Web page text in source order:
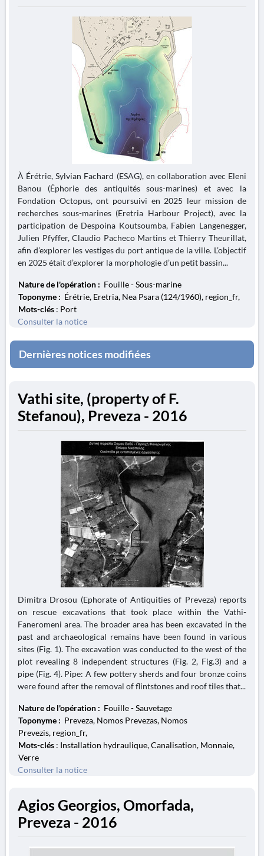
À Érétrie, Sylvian Fachard (ESAG), en collaboration avec Eleni
Banou (Éphorie des antiquités sous-marines) et avec la
Fondation Octopus, ont poursuivi en 2025 leur mission de
recherches sous-marines (Eretria Harbour Project), avec la
participation de Despoina Koutsoumba, Fabien Langenegger,
Julien Pfyffer, Claudio Pacheco Martins et Thierry Theurillat,
afin d’explorer les vestiges du port antique de la ville. L’objectif
en 2025 était d’explorer la morphologie d’un petit bassin...
Nature de l'opération : Fouille - Sous-marine
Toponyme : Érétrie, Eretria, Nea Psara (124/1960), region_fr,
Mots-clés : Port
Consulter la notice
Dernières notices modifiées
Vathi site, (property of F.
Stefanou), Preveza - 2016
Dimitra Drosou (Ephorate of Antiquities of Preveza) reports
on rescue excavations that took place within the Vathi-
Faneromeni area. The broader area has been excavated in the
past and archaeological remains have been found in various
sites (Fig. 1). The excavation was conducted to the west of the
plot revealing 8 independent structures (Fig. 2, Fig.3) and a
pipe (Fig. 4). Pipe: A few pottery sherds and four bronze coins
were found after the removal of flintstones and roof tiles that...
Nature de l'opération : Fouille - Sauvetage
Toponyme : Preveza, Nomos Prevezas, Nomos
Prevezis, region_fr,
Mots-clés : Installation hydraulique, Canalisation, Monnaie,
Verre
Consulter la notice
Agios Georgios, Omorfada,
Preveza - 2016